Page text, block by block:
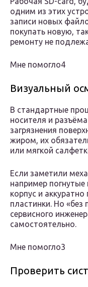
одним из этих
записи новых
покупать новую,
ремонту не
Мне помогло4
Визуальный
В стандартные
носителя и
загрязнения
жиром, их
или мягкой
Если заметили
например
корпус и
пластинки. Но «без
сервисного
самостоятельно.
Мне помогло3
Проверить